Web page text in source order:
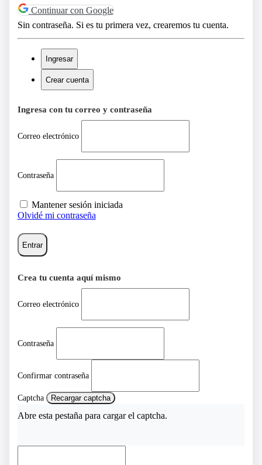
Continuar con Google
Sin contraseña. Si es tu primera vez, crearemos tu cuenta.
Ingresar
Crear cuenta
Ingresa con tu correo y contraseña
Correo electrónico
Contraseña
Mantener sesión iniciada
Olvidé mi contraseña
Entrar
Crea tu cuenta aquí mismo
Correo electrónico
Contraseña
Confirmar contraseña
Captcha Recargar captcha
Abre esta pestaña para cargar el captcha.